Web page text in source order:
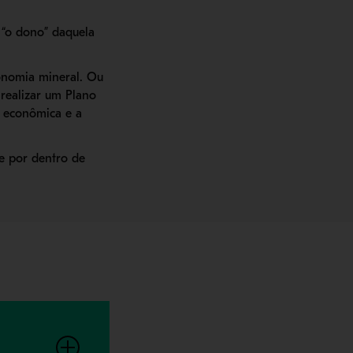
dono” daquela
mineral. Ou
um Plano
e a
por dentro de